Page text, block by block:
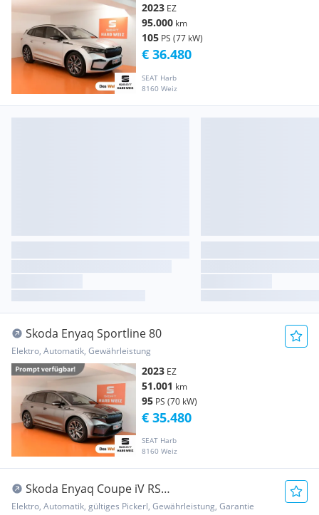
2023 EZ
95.000 km
105 PS (77 kW)
SEAT Harb
8160 Weiz
€ 36.480
Skoda Enyaq Sportline 80
Elektro, Automatik, Gewährleistung
2023 EZ
51.001 km
95 PS (70 kW)
SEAT Harb
8160 Weiz
€ 35.480
Skoda Enyaq Coupe iV RS
82kwh...PANO/MATRIX/NAVI/AHK
Elektro, Automatik, gültiges Pickerl, Gewährleistung, Garantie